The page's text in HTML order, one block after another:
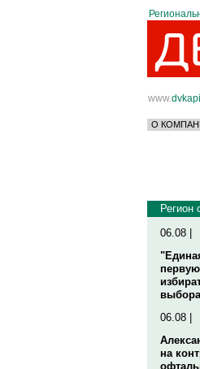
www.
О
Регион
06.08 |
06.08 |
на